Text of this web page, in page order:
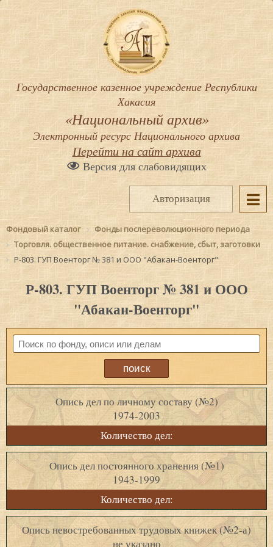
Государственное казенное учреждение Республики
Хакасия
«Национальный архив»
Электронный ресурс Национального архива
Перейти на сайт архива
Версия для слабовидящих
Авторизация
Фондовый каталог
Фонды послереволюционного периода
Торговля. общественное питание. снабжение, сбыт, заготовки
Р-803. ГУП Военторг № 381 и ООО "Абакан-Военторг"
Р-803. ГУП Военторг № 381 и ООО
"Абакан-Военторг"
Опись дел по личному составу (№2)
1974-2003
Количество дел:
Опись дел постоянного хранения (№1)
1943-1999
Количество дел:
Опись невостребованных трудовых книжек (№2-а)
не указано